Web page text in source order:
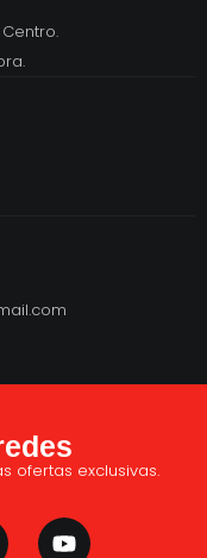
ofertas exclusivas.